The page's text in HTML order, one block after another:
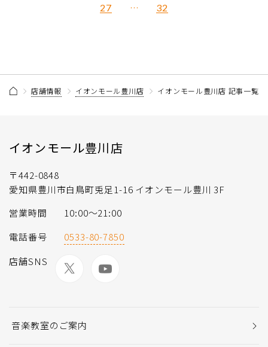
27
… 32
店舗情報 イオンモール豊川店 イオンモール豊川店 記事一覧
イオンモール豊川店
〒442-0848
愛知県豊川市白鳥町兎足1-16 イオンモール豊川 3F
営業時間
10:00～21:00
電話番号
0533-80-7850
店舗SNS
音楽教室のご案内